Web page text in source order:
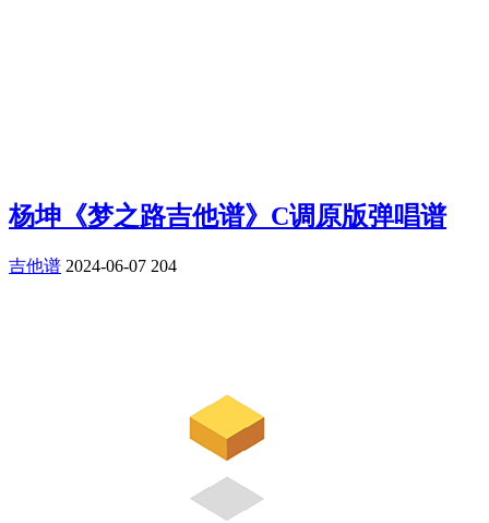
杨坤《梦之路吉他谱》C调原版弹唱谱
吉他谱 2024-06-07 204